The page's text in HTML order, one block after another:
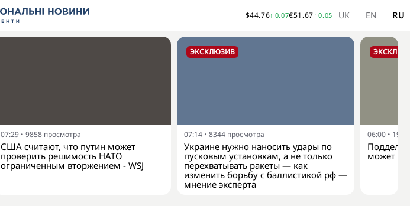
$44.76↑ 0.07€51.67↑ 0.05 UK EN RU
07:29 • 9858 просмотра
США считают, что путин может
проверить решимость НАТО
ограниченным вторжением - WSJ
ЭКСКЛЮЗИВ
07:14 • 8344 просмотра
Украине нужно наносить удары по
пусковым установкам, а не только
перехватывать ракеты — как
изменить борьбу с баллистикой рф —
мнение эксперта
06:00 •
может